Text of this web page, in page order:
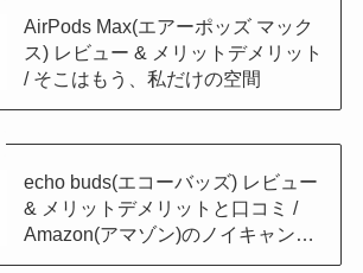
AirPods Max(エアーポッズ マック
ス) レビュー & メリットデメリット
/ そこはもう、私だけの空間
echo buds(エコーバッズ) レビュー
& メリットデメリットと口コミ /
Amazon(アマゾン)のノイキャン…